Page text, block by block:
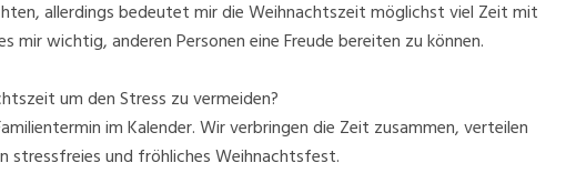
allerdings bedeutet mir die Weihnachtszeit möglichst viel Zeit mit
mir wichtig, anderen Personen eine Freude bereiten zu können.
um den Stress zu vermeiden?
im Kalender. Wir verbringen die Zeit zusammen, verteilen
stressfreies und fröhliches Weihnachtsfest.